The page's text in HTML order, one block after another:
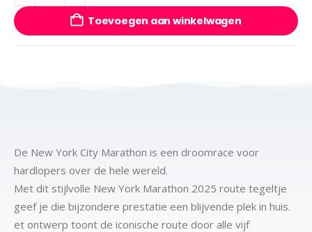
Toevoegen aan winkelwagen
De New York City Marathon is een droomrace voor
hardlopers over de hele wereld.
Met dit stijlvolle New York Marathon 2025 route tegeltje
geef je die bijzondere prestatie een blijvende plek in huis.
et ontwerp toont de iconische route door alle vijf